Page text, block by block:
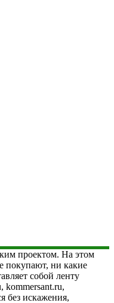
проектом. На этом
покупают, ни какие
собой ленту
kommersant.ru,
без искажения,